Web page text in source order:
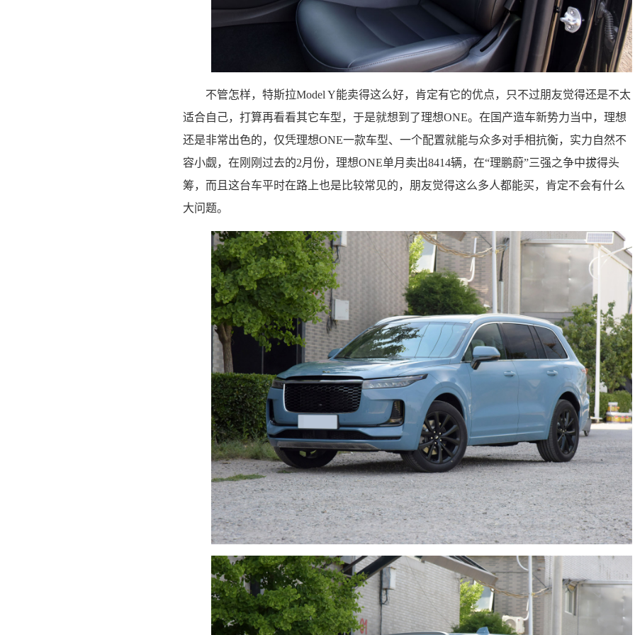
不管怎样，特斯拉Model Y能卖得这么好，肯定有它的优点，只不过朋友觉得还是不太
适合自己，打算再看看其它车型，于是就想到了理想ONE。在国产造车新势力当中，理想
还是非常出色的，仅凭理想ONE一款车型、一个配置就能与众多对手相抗衡，实力自然不
容小觑，在刚刚过去的2月份，理想ONE单月卖出8414辆，在“理鹏蔚”三强之争中拔得头
筹，而且这台车平时在路上也是比较常见的，朋友觉得这么多人都能买，肯定不会有什么
大问题。